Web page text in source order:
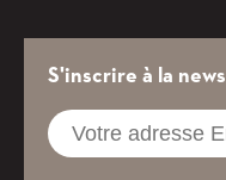
S'inscrire à la